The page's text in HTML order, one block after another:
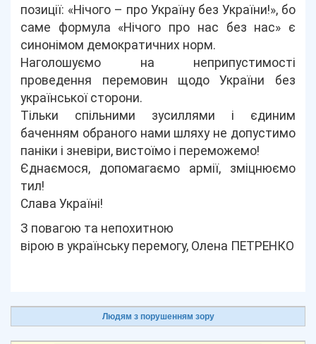
позиції: «Нічого – про Україну без України!», бо
саме формула «Нічого про нас без нас» є
синонімом демократичних норм.
Наголошуємо на неприпустимості
проведення перемовин щодо України без
української сторони.
Тільки спільними зусиллями і єдиним
баченням обраного нами шляху не допустимо
паніки і зневіри, вистоїмо і переможемо!
Єднаємося, допомагаємо армії, зміцнюємо
тил!
Слава Україні!
З повагою та непохитною
вірою в українську перемогу, Олена ПЕТРЕНКО
Людям з порушенням зору